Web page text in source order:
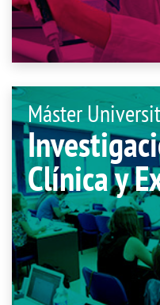
Máster
Clínica y